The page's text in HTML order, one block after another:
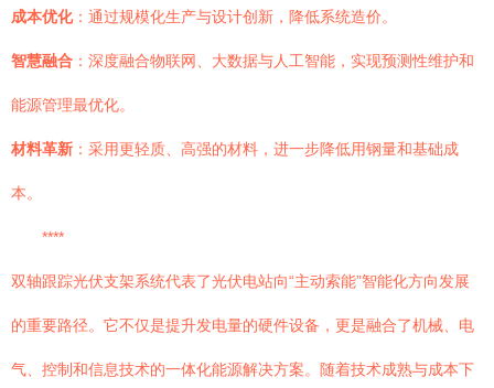
成本优化：通过规模化生产与设计创新，降低系统造价。
智慧融合 ：深度融合物联网、大数据与人工智能，实现预测性维护和
能源管理最优化。
材料革新 ：采用更轻质、高强的材料，进一步降低用钢量和基础成
本。
****
双轴跟踪光伏支架系统代表了光伏电站向“主动索能”智能化方向发展
的重要路径。它不仅是提升发电量的硬件设备，更是融合了机械、电
气、控制和信息技术的一体化能源解决方案。随着技术成熟与成本下